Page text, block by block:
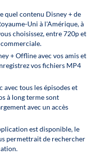
quel contenu Disney + de
Uni à l'Amérique, à
choisissez, entre 720p et
+ Offline avec vos amis et
vos fichiers MP4
avec tous les épisodes et
à long terme sont
avec un accès
est disponible, le
permettrait de rechercher